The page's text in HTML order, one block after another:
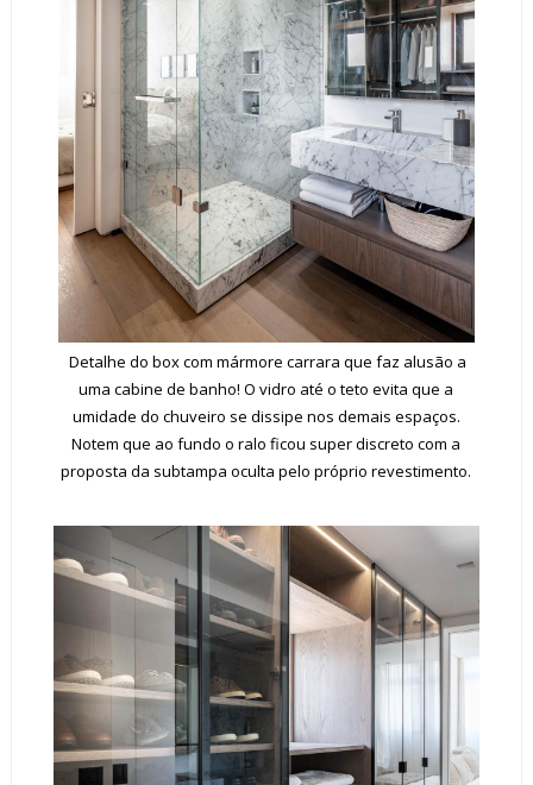
Detalhe do box com mármore carrara que faz alusão a
uma cabine de banho! O vidro até o teto evita que a
umidade do chuveiro se dissipe nos demais espaços.
Notem que ao fundo o ralo ficou super discreto com a
proposta da subtampa oculta pelo próprio revestimento.